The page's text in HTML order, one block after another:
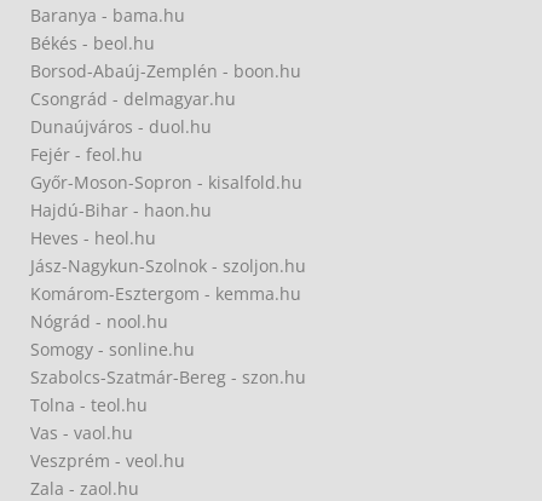
Baranya - bama.hu
Békés - beol.hu
Borsod-Abaúj-Zemplén - boon.hu
Csongrád - delmagyar.hu
Dunaújváros - duol.hu
Fejér - feol.hu
Győr-Moson-Sopron - kisalfold.hu
Hajdú-Bihar - haon.hu
Heves - heol.hu
Jász-Nagykun-Szolnok - szoljon.hu
Komárom-Esztergom - kemma.hu
Nógrád - nool.hu
Somogy - sonline.hu
Szabolcs-Szatmár-Bereg - szon.hu
Tolna - teol.hu
Vas - vaol.hu
Veszprém - veol.hu
Zala - zaol.hu